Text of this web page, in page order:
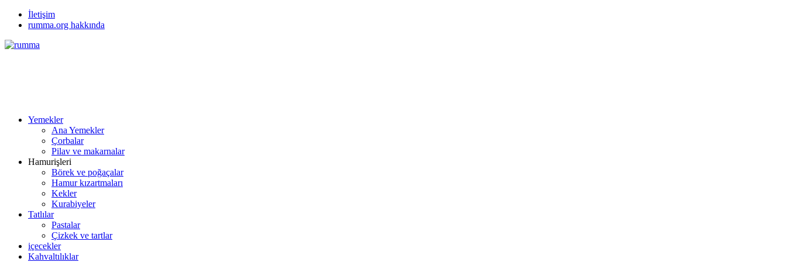
İletişim
rumma.org hakkında
Yemekler
Ana Yemekler
Çorbalar
Pilav ve makarnalar
Hamurişleri
Börek ve poğaçalar
Hamur kızartmaları
Kekler
Kurabiyeler
Tatlılar
Pastalar
Çizkek ve tartlar
içecekler
Kahvaltılıklar